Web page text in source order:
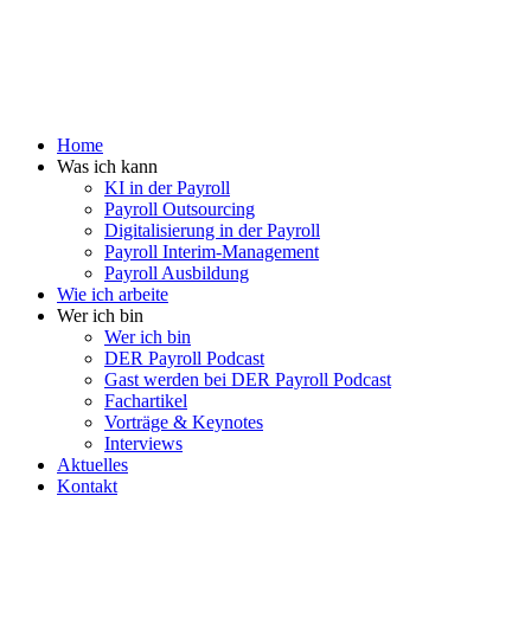
Home
Was ich kann
KI in der Payroll
Payroll Outsourcing
Digitalisierung in der Payroll
Payroll Interim-Management
Payroll Ausbildung
Wie ich arbeite
Wer ich bin
Wer ich bin
DER Payroll Podcast
Gast werden bei DER Payroll Podcast
Fachartikel
Vorträge & Keynotes
Interviews
Aktuelles
Kontakt